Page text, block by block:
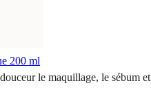
200 ml
le maquillage, le sébum